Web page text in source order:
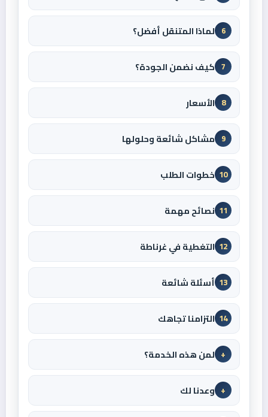
6 لماذا المتنقل أفضل؟
7 كيف نضمن الجودة؟
8 الأسعار
9 مشاكل شائعة وحلولها
10 خطوات الطلب
11 نصائح مهمة
12 التغطية في غرناطة
13 أسئلة شائعة
14 التزامنا تجاهك
+ لمن هذه الخدمة؟
+ وعدنا لك